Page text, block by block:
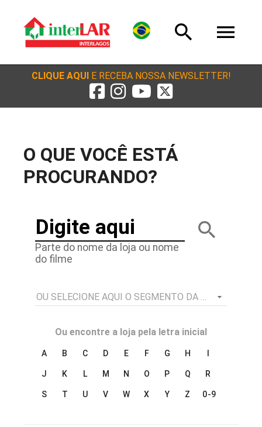
search menu
CLIQUE AQUIE RECEBA NOSSA NEWSLETTER!
O QUE VOCÊ ESTÁ
PROCURANDO?
Digite aqui
Parte do nome da loja ou nome
do filme
search
OU SELECIONE AQUI O SEGMENTO DA LOJA
Ou encontre a loja pela letra inicial
A B C D E F G H
J K L M N O P Q R
S T U V W X Y Z 0-9